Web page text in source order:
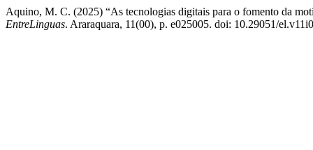
Aquino, M. C. (2025) “As tecnologias digitais para o fomento da
EntreLinguas. Araraquara, 11(00), p. e025005. doi: 10.29051/